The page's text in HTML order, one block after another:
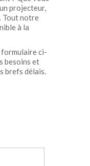
projecteur,
Tout notre
à la
ci-
besoins et
brefs délais.